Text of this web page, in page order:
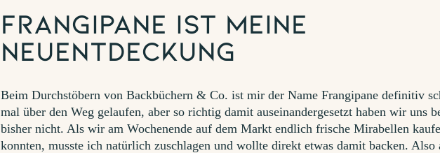
Frangipane ist meine
Neuentdeckung
Beim Durchstöbern von Backbüchern & Co. ist mir der Name Frangipane definitiv
mal über den Weg gelaufen, aber so richtig damit auseinandergesetzt haben wir uns
bisher nicht. Als wir am Wochenende auf dem Markt endlich frische Mirabellen
konnten, musste ich natürlich zuschlagen und wollte direkt etwas damit backen. Also